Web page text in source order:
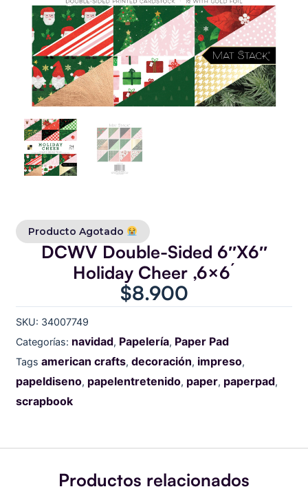
Producto Agotado
DCWV Double-Sided 6″X6″
Holiday Cheer ,6×6´
$8.900
SKU: 34007749
Categorías: navidad, Papelería, Paper Pad
Tags american crafts,decoración, impreso,
papeldiseno, papelentretenido, paper, paperpad,
scrapbook
Productos relacionados